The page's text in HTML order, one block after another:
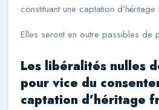
constituant une captation
Elles seront en outre passibles de
Les libéralités nulles
pour vice du
captation d’héritage